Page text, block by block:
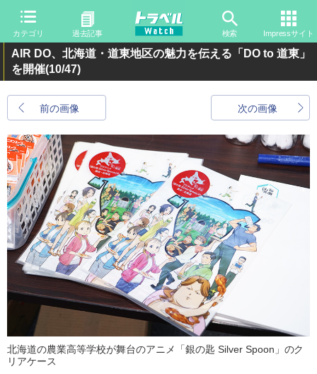
カテゴリ 過去記事 検索 Impressサイト
AIR DO、北海道・道東地区の魅力を伝える「DO to 道東」
を開催(10/47)
前の画像 次の画像
北海道の農業高等学校が舞台のアニメ「銀の匙 Silver Spoon」のク
リアケース